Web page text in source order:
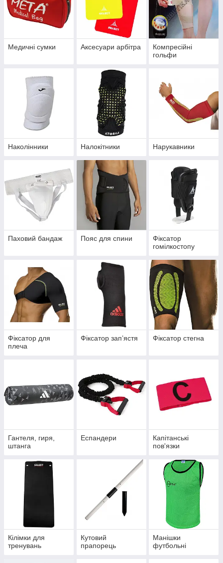
Медичні сумки Аксесуари арбітра
Компресійні
гольфи
Наколінники Налокітники Нарукавники
Паховий бандаж Пояс для спини
Фіксатор
гомілкостопу
Фіксатор для
плеча
Фіксатор запʼястя Фіксатор стегна
Гантеля, гиря,
штанга
Еспандери
Капітанські
пов'язки
Кілімки для
тренувань
Кутовий
прапорець
Манішки
футбольні